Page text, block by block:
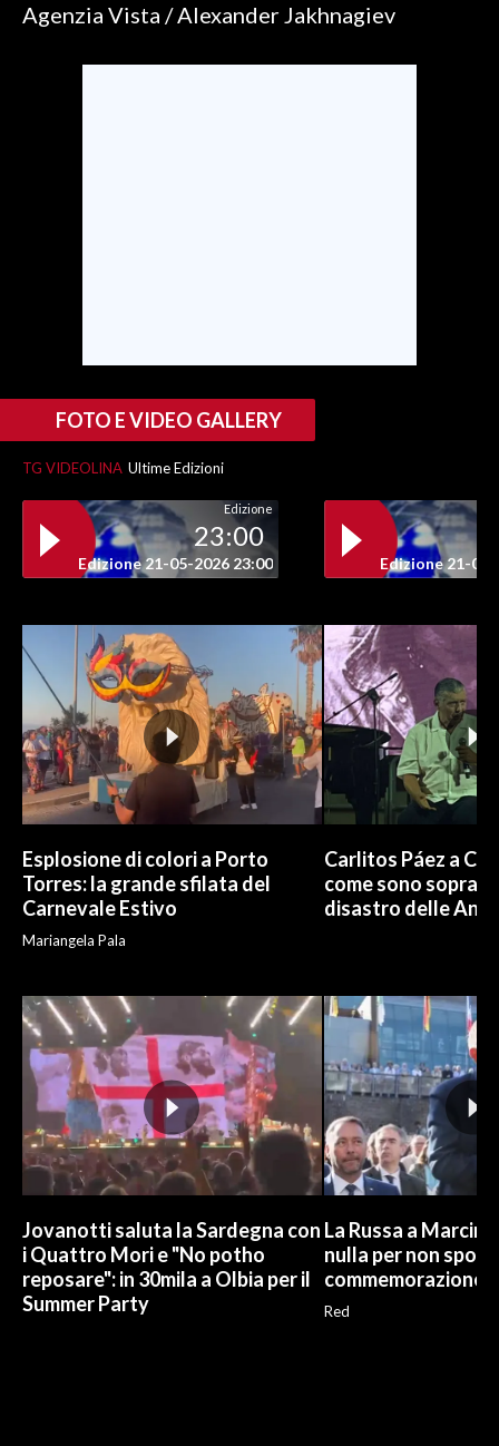
INSULARITÀ
ABBONATI
ANNUNCI
PUBBLICITÀ
SPIAGGE
STORE
Agenzia Vista / Alexander Jakhnagiev
FOTO E VIDEO GALLERY
TG VIDEOLINA Ultime Edizioni
Edizione
23:00
Edizione 21-05-2026 23:00 Edizione 21-05-
Esplosione di colori a Porto
Torres: la grande sfilata del
Carnevale Estivo
Mariangela Pala
Carlitos Páez a
come sono
disastro delle
Jovanotti saluta la Sardegna con
i Quattro Mori e "No potho
reposare": in 30mila a Olbia per il
Summer Party
La Russa a
nulla per non
commemorazione
Red